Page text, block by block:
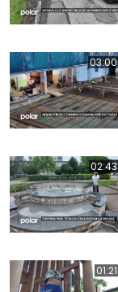
03:00
02:43
01:21